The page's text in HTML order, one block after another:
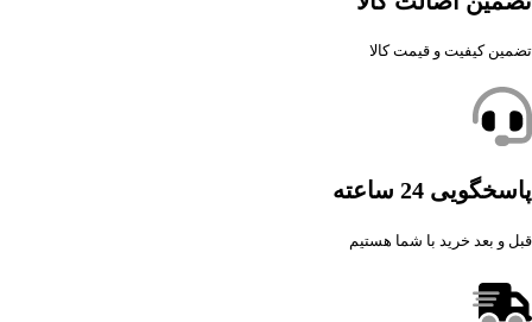
تضمین کیفیت و قیمت کالا
پاسخگویی 24 ساعته
قبل و بعد خرید با شما هستیم